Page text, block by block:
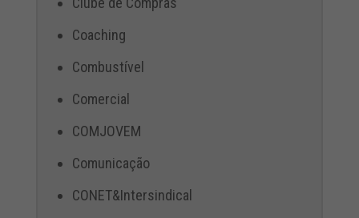
Coaching
Combustível
Comercial
COMJOVEM
Comunicação
CONET&Intersindical